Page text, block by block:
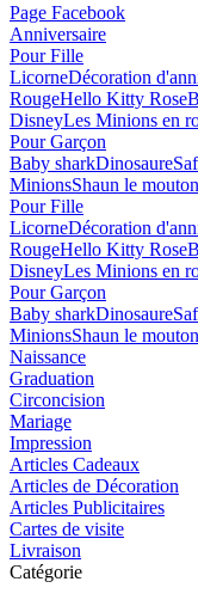
Page Facebook
Anniversaire
Pour Fille
LicorneDécoration
RougeHello Kitty Rose
DisneyLes Minions en
Pour Garçon
Baby sharkDinosaure
MinionsShaun le mouton
Pour Fille
LicorneDécoration
RougeHello Kitty Rose
DisneyLes Minions en
Pour Garçon
Baby sharkDinosaure
MinionsShaun le mouton
Naissance
Graduation
Circoncision
Mariage
Impression
Articles Cadeaux
Articles de Décoration
Articles Publicitaires
Cartes de visite
Livraison
Catégorie